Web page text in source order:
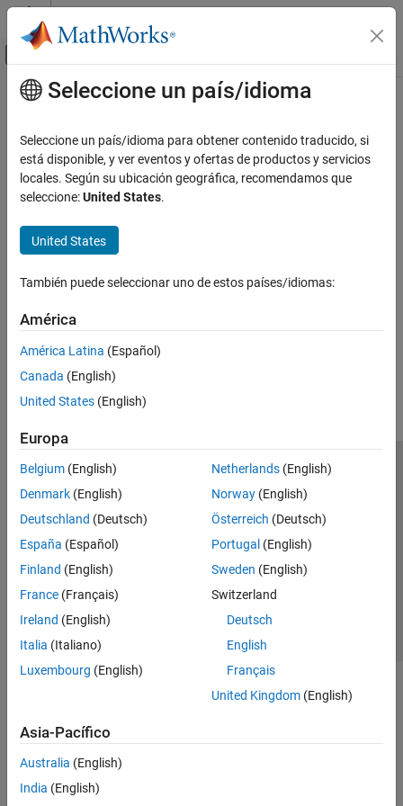
Saltar al contenido
Mostrar/ocultar menú de navegación
Inicio de Documentación
Contenido principal
¿Qué tan útil fue esta traducción?
Seleccione un país/idioma
Seleccione un país/idioma para obtener contenido traducido, si
está disponible, y ver eventos y ofertas de productos y servicios
locales. Según su ubicación geográfica, recomendamos que
seleccione:United States.
United States
También puede seleccionar uno de estos países/idiomas:
América
América Latina (Español)
Canada (English)
United States (English)
Europa
Belgium (English)
Denmark (English)
Deutschland (Deutsch)
España (Español)
Finland (English)
France (Français)
Ireland (English)
Italia (Italiano)
Luxembourg (English)
Netherlands(English)
Norway(English)
Österreich (Deutsch)
Portugal (English)
Sweden (English)
Switzerland
Deutsch
English
Français
United Kingdom(English)
Asia-Pacífico
Australia (English)
India (English)
Centro de confianza
Marcas comerciales
Política de privacidad
Antipiratería
Estado de las aplicaciones
Información de contacto
© 1994-2026 The MathWorks, Inc.